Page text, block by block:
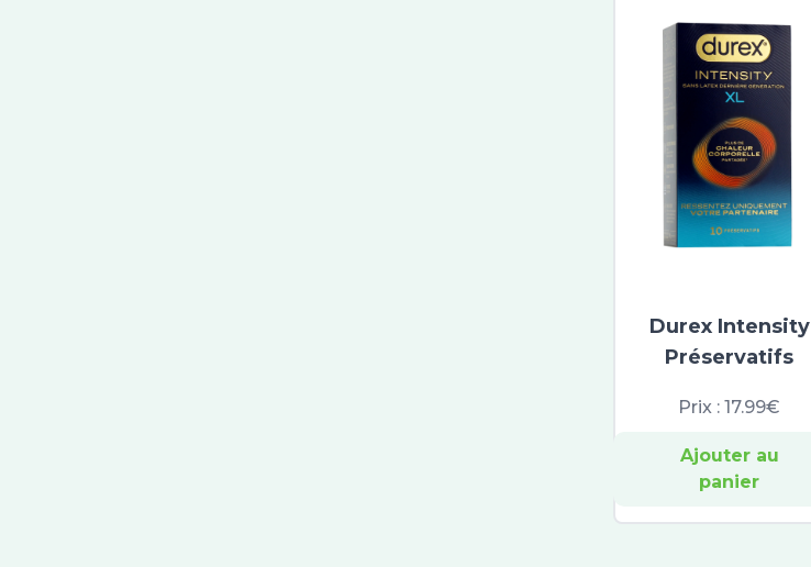
Durex Intensity
Préservatifs
Prix :17.99€
Ajouter au
panier